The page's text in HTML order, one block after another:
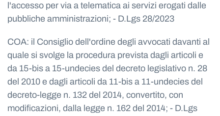
l'accesso per via a telematica ai servizi erogati dalle
pubbliche amministrazioni; - D.Lgs 28/2023
COA: il Consiglio dell'ordine degli avvocati davanti al
quale si svolge la procedura prevista dagli articoli e
da 15-bis a 15-undecies del decreto legislativo n. 28
del 2010 e dagli articoli da 11-bis a 11-undecies del
decreto-legge n. 132 del 2014, convertito, con
modificazioni, dalla legge n. 162 del 2014; - D.Lgs